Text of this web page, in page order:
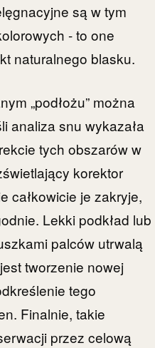
są w tym
- to one
naturalnego blasku.
„podłożu” można
analiza snu wykazała
tych obszarów w
korektor
całkowicie je zakryje,
Lekki podkład lub
palców utrwalą
tworzenie nowej
tego
Finalnie, takie
przez celową